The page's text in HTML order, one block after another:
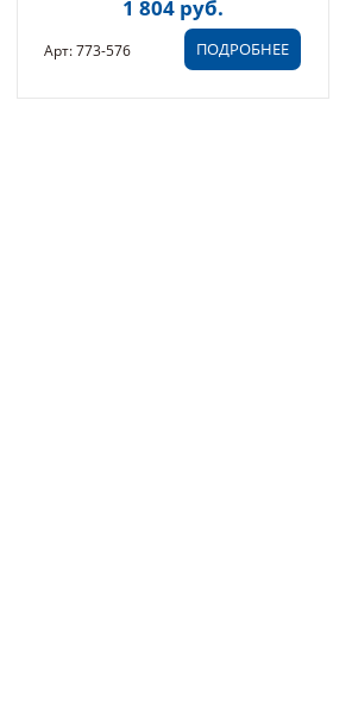
ДЛИНА 300 ММ (2 ШТ) (773-
576)
1 804 руб.
ПОДРОБНЕЕ
Арт: 773-576